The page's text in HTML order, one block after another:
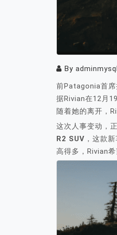
By
前Patagonia首席
据Rivian在12月
随着她的离开，
这次人事变动，
R2 SUV ，这款
高得多，Rivian